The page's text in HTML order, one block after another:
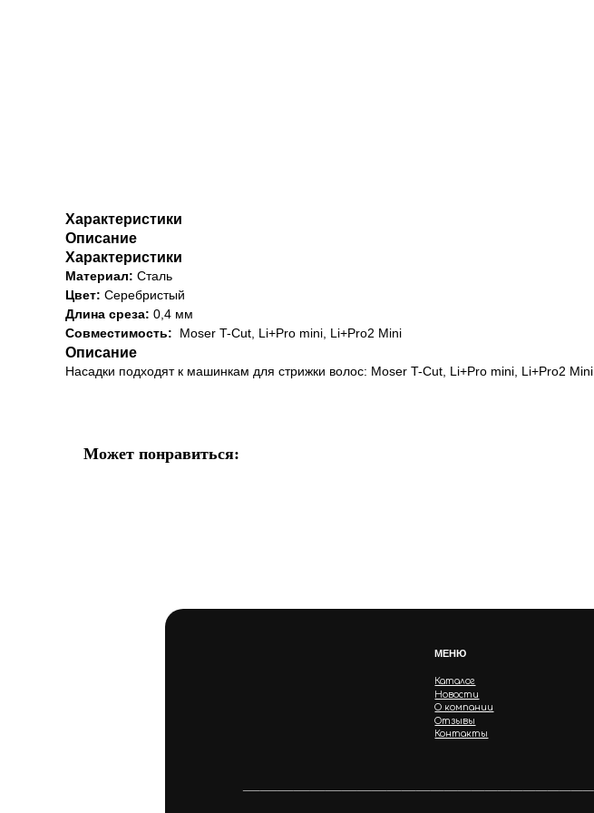
Характеристики
Описание
Характеристики
Материал: Сталь
Цвет: Серебристый
Длина среза: 0,4 мм
Совместимость:
Moser T-Cut, Li+Pro mini, Li+Pro2 Mini
Описание
Насадки подходят к машинкам для стрижки волос: Moser T-Cut, Li+Pro mini, Li+Pro2 Mini
Может понравиться:
МЕНЮ
Каталог
Новости
О компании
Отзывы
Контакты